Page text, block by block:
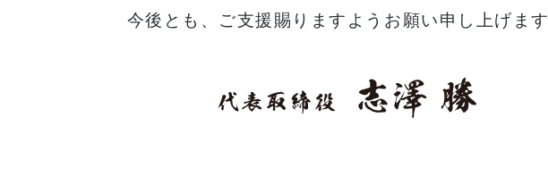
今後とも、ご支援賜りますようお願い申し上げます